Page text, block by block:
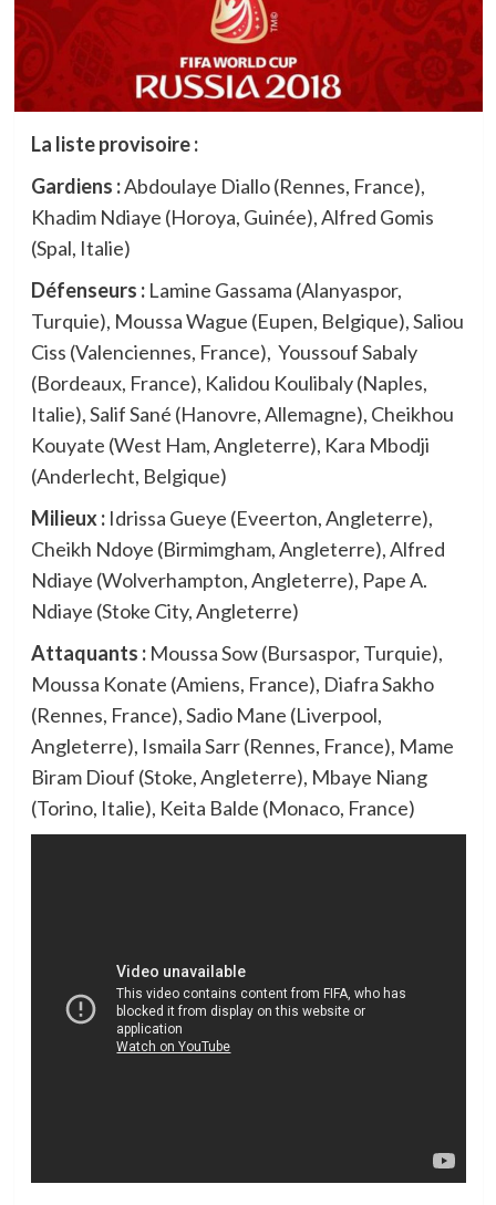
La liste provisoire :
Gardiens :Abdoulaye Diallo (Rennes, France),
Khadim Ndiaye (Horoya, Guinée), Alfred Gomis
(Spal, Italie)
Défenseurs :Lamine Gassama (Alanyaspor,
Turquie), Moussa Wague (Eupen, Belgique), Saliou
Ciss (Valenciennes, France), Youssouf Sabaly
(Bordeaux, France), Kalidou Koulibaly (Naples,
Italie), Salif Sané (Hanovre, Allemagne), Cheikhou
Kouyate (West Ham, Angleterre), Kara Mbodji
(Anderlecht, Belgique)
Milieux :Idrissa Gueye (Eveerton, Angleterre),
Cheikh Ndoye (Birmimgham, Angleterre), Alfred
Ndiaye (Wolverhampton, Angleterre), Pape A.
Ndiaye (Stoke City, Angleterre)
Attaquants :Moussa Sow (Bursaspor, Turquie),
Moussa Konate (Amiens, France), Diafra Sakho
(Rennes, France), Sadio Mane (Liverpool,
Angleterre), Ismaila Sarr (Rennes, France), Mame
Biram Diouf (Stoke, Angleterre), Mbaye Niang
(Torino, Italie), Keita Balde (Monaco, France)